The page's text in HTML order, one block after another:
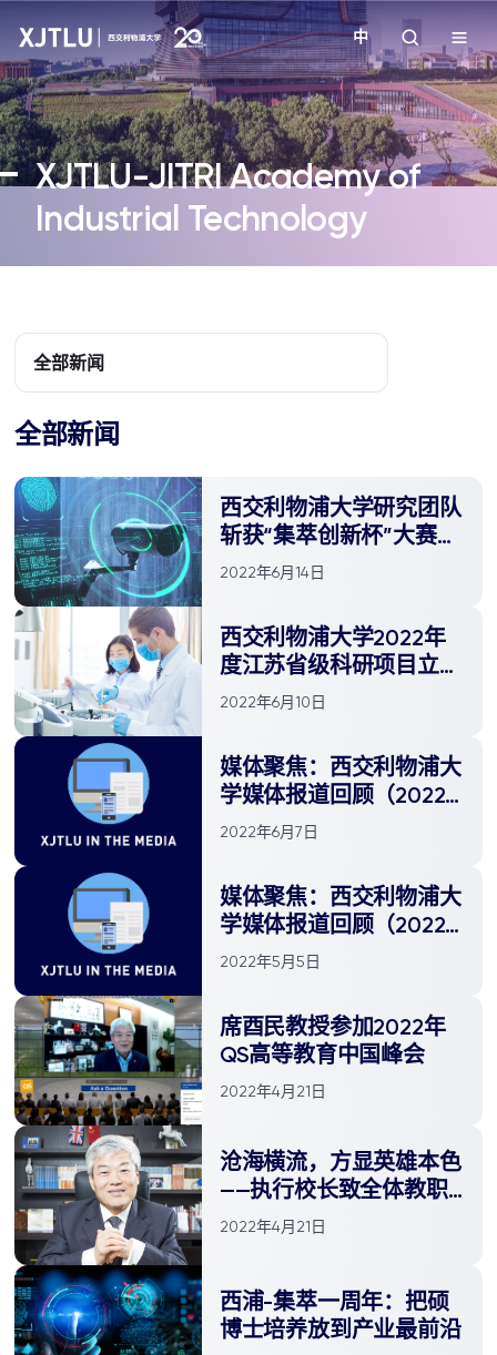
教学
招生
关于我们
中
XJTLU-JITRI Academy of
Industrial Technology
全部新闻
全部新闻
西交利物浦大学研究团队
斩获“集萃创新杯”大赛一
等奖
2022年6月14日
西交利物浦大学2022年
度江苏省级科研项目立项
创佳绩
2022年6月10日
媒体聚焦：西交利物浦大
学媒体报道回顾（2022
年5月）
2022年6月7日
媒体聚焦：西交利物浦大
学媒体报道回顾（2022
年4月）
2022年5月5日
席酉民教授参加2022年
QS高等教育中国峰会
2022年4月21日
沧海横流，方显英雄本色
——执行校长致全体教职
员工的一封信
2022年4月21日
​西浦-集萃一周年：把硕
博士培养放到产业最前沿